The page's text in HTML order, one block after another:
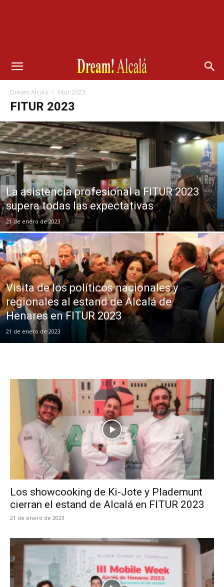
Dream Alcalá Fitur 2023
FITUR 2023
La asistencia profesional a FITUR 2023
supera todas las expectativas
21 de enero de 2023
Visita de los políticos nacionales y
regionales al estand de Alcalá de
Henares en FITUR 2023
21 de enero de 2023
Los showcooking de Ki-Jote y Plademunt
cierran el estand de Alcalá en FITUR 2023
21 de enero de 2023